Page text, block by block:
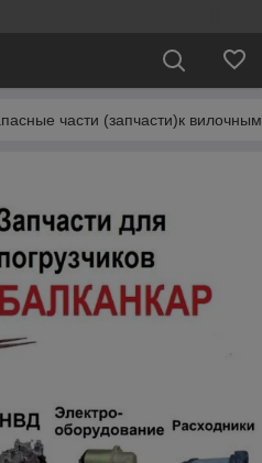
части (запчасти)к